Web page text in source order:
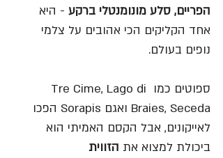
הפריים, סלע מונומנטלי ברקע - היא
אחד הקליקים הכי אהובים על צלמי
נופים בעולם.
ספוטים כמו Tre Cime, Lago di
Braies, Seceda ואגם Sorapis הפכו
לאייקונים, אבל הקסם האמיתי הוא
ביכולת למצוא את הזווית